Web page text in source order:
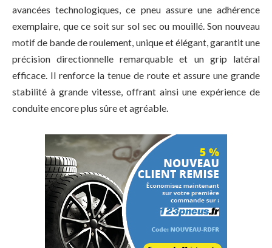
avancées technologiques, ce pneu assure une adhérence
exemplaire, que ce soit sur sol sec ou mouillé. Son nouveau
motif de bande de roulement, unique et élégant, garantit une
précision directionnelle remarquable et un grip latéral
efficace. Il renforce la tenue de route et assure une grande
stabilité à grande vitesse, offrant ainsi une expérience de
conduite encore plus sûre et agréable.